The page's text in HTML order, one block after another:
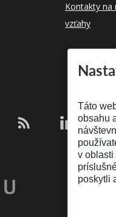
Kontakty na
vzťahy
Táto
obsahu
v oblasti
poskytli